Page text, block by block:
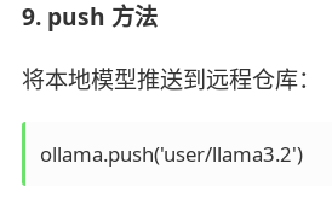
9. push 方法
将本地模型推送到远程仓库：
ollama.push('user/llama3.2')